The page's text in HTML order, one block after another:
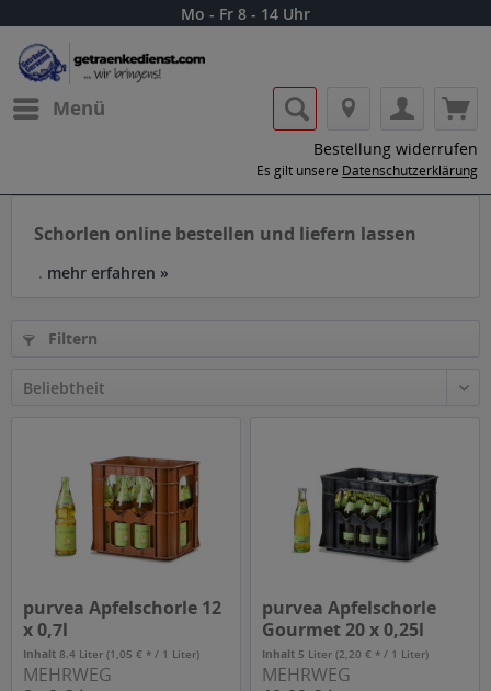
Mo - Fr 8 - 14 Uhr
Menü
Bestellung widerrufen
Es gilt unsere Datenschutzerklärung
Schorlen online bestellen und liefern lassen
. mehr erfahren »
Filtern
purvea Apfelschorle 12
x 0,7l
Inhalt8.4 Liter(1,05 € * / 1 Liter)
MEHRWEG
purvea Apfelschorle
Gourmet 20 x 0,25l
Inhalt 5 Liter(2,20 € * / 1 Liter)
MEHRWEG